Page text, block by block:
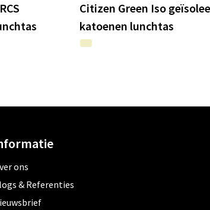
Citizen Green Iso
katoenen lunchtas
ons
& Referenties